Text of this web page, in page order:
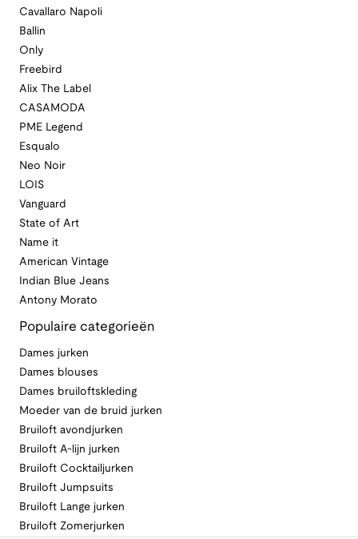
Cavallaro Napoli
Ballin
Only
Freebird
Alix The Label
CASAMODA
PME Legend
Esqualo
Neo Noir
LOIS
Vanguard
State of Art
Name it
American Vintage
Indian Blue Jeans
Antony Morato
Populaire categorieën
Dames jurken
Dames blouses
Dames bruiloftskleding
Moeder van de bruid jurken
Bruiloft avondjurken
Bruiloft A-lijn jurken
Bruiloft Cocktailjurken
Bruiloft Jumpsuits
Bruiloft Lange jurken
Bruiloft Zomerjurken